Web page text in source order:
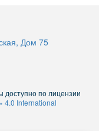
Дом 75
по лицензии
4.0 International